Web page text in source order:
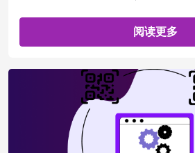
阅读更多